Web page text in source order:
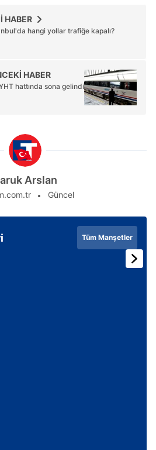
HABER
hangi yollar trafiğe kapalı?
HABER
hattında sona gelindi
Arslan
Güncel
Tüm Manşetler